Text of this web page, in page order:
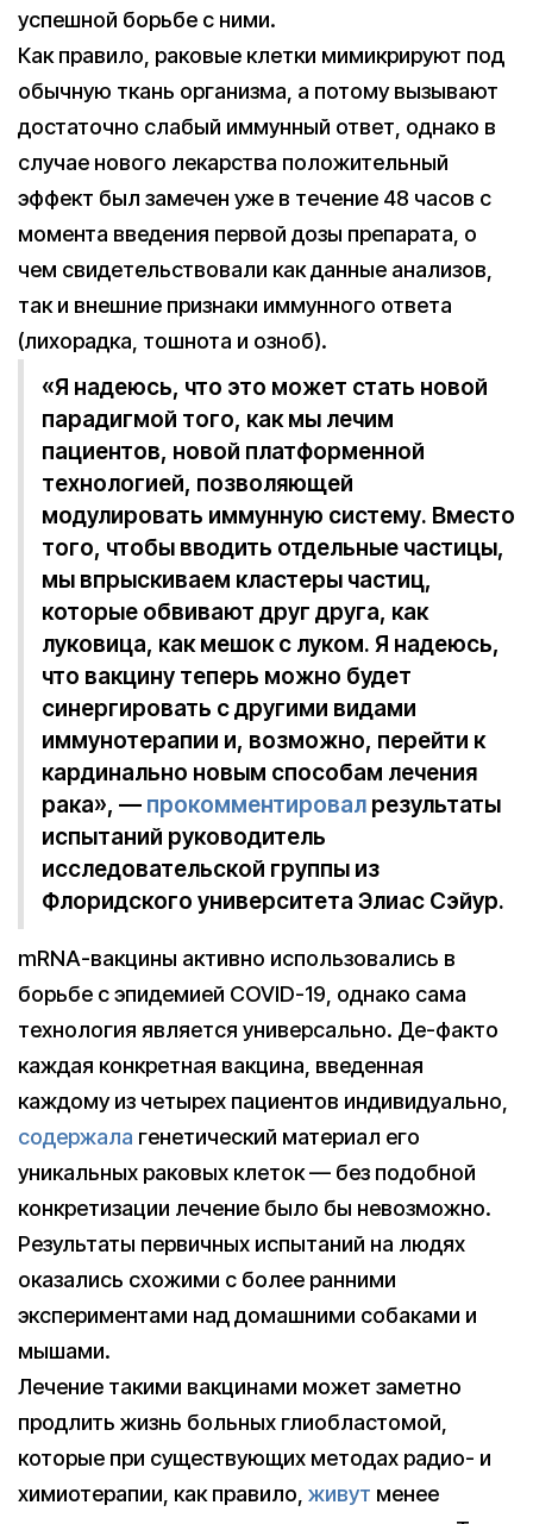
успешной борьбе с ними.
Как правило, раковые клетки мимикрируют под
обычную ткань организма, а потому вызывают
достаточно слабый иммунный ответ, однако в
случае нового лекарства положительный
эффект был замечен уже в течение 48 часов с
момента введения первой дозы препарата, о
чем свидетельствовали как данные анализов,
так и внешние признаки иммунного ответа
(лихорадка, тошнота и озноб).
«Я надеюсь, что это может стать новой
парадигмой того, как мы лечим
пациентов, новой платформенной
технологией, позволяющей
модулировать иммунную систему. Вместо
того, чтобы вводить отдельные частицы,
мы впрыскиваем кластеры частиц,
которые обвивают друг друга, как
луковица, как мешок с луком. Я надеюсь,
что вакцину теперь можно будет
синергировать с другими видами
иммунотерапии и, возможно, перейти к
кардинально новым способам лечения
рака», — прокомментировал результаты
испытаний руководитель
исследовательской группы из
Флоридского университета Элиас Сэйур.
mRNA-вакцины активно использовались в
борьбе с эпидемией COVID-19, однако сама
технология является универсально. Де-факто
каждая конкретная вакцина, введенная
каждому из четырех пациентов индивидуально,
содержала генетический материал его
уникальных раковых клеток — без подобной
конкретизации лечение было бы невозможно.
Результаты первичных испытаний на людях
оказались схожими с более ранними
экспериментами над домашними собаками и
мышами.
Лечение такими вакцинами может заметно
продлить жизнь больных глиобластомой,
которые при существующих методах радио- и
химиотерапии, как правило, живут менее